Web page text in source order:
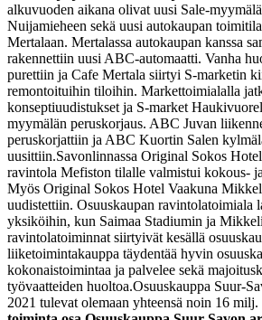
alkuvuoden aikana olivat uusi Sale-
Nuijamieheen sekä uusi autokaupan
Mertalaan. Mertalassa autokaupan kanssa
rakennettiin uusi ABC-automaatti. Vanha
purettiin ja Cafe Mertala siirtyi S-marketin
remontoituihin tiloihin. Markettoimialalla
konseptiuudistukset ja S-market
myymälän peruskorjaus. ABC Juvan
peruskorjattiin ja ABC Kuortin Salen
uusittiin.Savonlinnassa Original Sokos
ravintola Mefiston tilalle valmistui kokous-
Myös Original Sokos Hotel Vaakuna
uudistettiin. Osuuskaupan ravintolatoimiala
yksiköihin, kun Saimaa Stadiumin ja
ravintolatoiminnat siirtyivät kesällä
liiketoimintakauppa täydentää hyvin
kokonaistoimintaa ja palvelee sekä
työvaatteiden huoltoa.Osuuskauppa Suur-
2021 tulevat olemaan yhteensä noin 16 milj.